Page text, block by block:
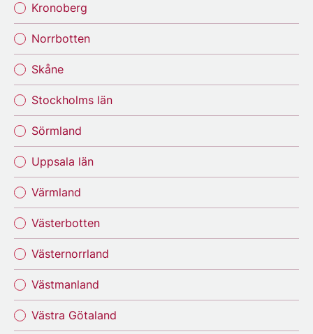
Kronoberg
Norrbotten
Skåne
Stockholms län
Sörmland
Uppsala län
Värmland
Västerbotten
Västernorrland
Västmanland
Västra Götaland